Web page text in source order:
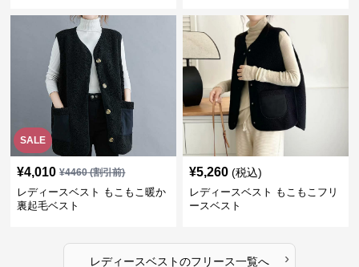
SALE
¥4,010 ¥4460(割引前)
レディースベスト もこもこ暖か
裏起毛ベスト
¥5,260 (税込)
レディースベスト もこもこフリ
ースベスト
レディースベストのフリース一覧へ ›